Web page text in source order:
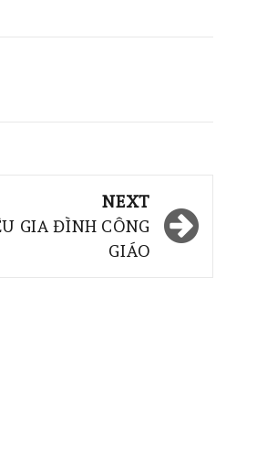
NEXT
GIA ĐÌNH CÔNG
GIÁO